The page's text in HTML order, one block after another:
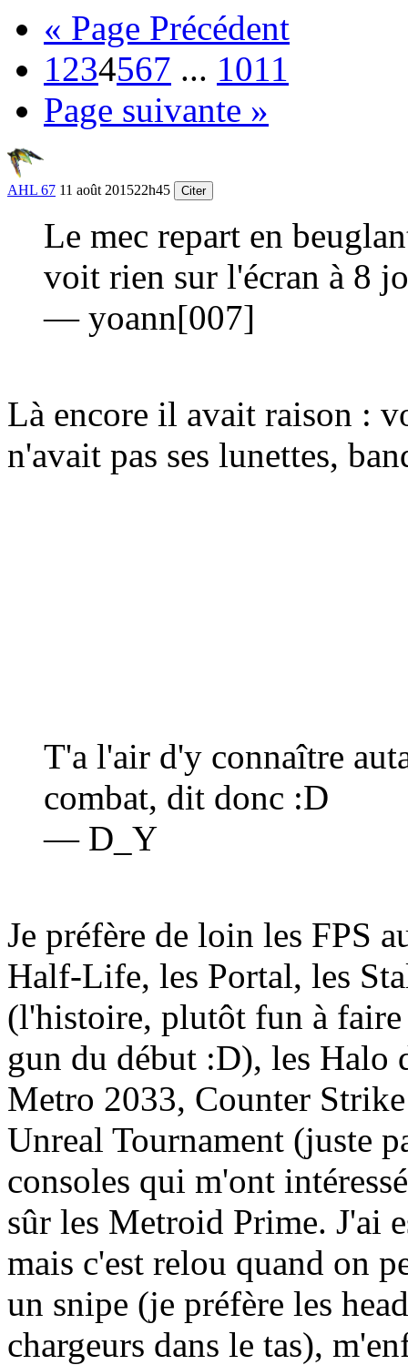
« Page Précédent
1234567 ... 1011
Page suivante »
AHL 67 11 août 201522h45 Citer
Le mec repart en
voit rien sur l'écran à 8
— yoann[007]
Là encore il avait raison :
n'avait pas ses lunettes,
T'a l'air d'y connaître
combat, dit donc :D
— D_Y
Je préfère de loin les FPS
Half-Life, les Portal, les
(l'histoire, plutôt fun à
gun du début :D), les Halo
Metro 2033, Counter
Unreal Tournament (juste
consoles qui m'ont
sûr les Metroid Prime. J'ai
mais c'est relou quand on
un snipe (je préfère les
chargeurs dans le tas),